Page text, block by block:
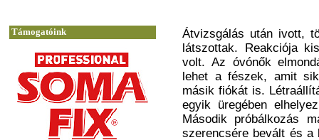
Átvizsgálás után ivott,
látszottak. Reakciója
volt. Az óvónők
lehet a fészek, amit
másik fiókát is.
egyik üregében
Második próbálkozás
szerencsére bevált és a